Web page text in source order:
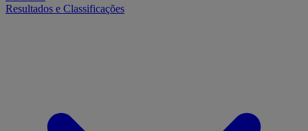
Resultados e Classificações